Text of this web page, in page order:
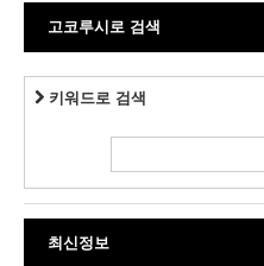
고코루시로 검색
키워드로 검색
최신정보